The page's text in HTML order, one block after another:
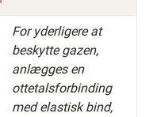
​For yderligere at
beskytte gazen,
anlægges en
ottetalsforbinding
med elastisk bind,